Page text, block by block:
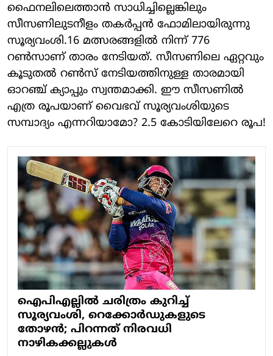
ഫൈനലിലെത്താൻ സാധിച്ചില്ലെങ്കിലും
സീസണിലുടനീളം തകര്‍പ്പന്‍ ഫോമിലായിരുന്നു
സൂര്യവംശി.16 മത്സരങ്ങളിൽ നിന്ന് 776
റൺസാണ് താരം നേടിയത്. സീസണിലെ ഏറ്റവും
കൂടുതൽ റൺസ് നേടിയത്തിനുള്ള താരമായി
ഓറഞ്ച് ക്യാപ്പും സ്വന്തമാക്കി. ഈ സീസണിൽ
എത്ര രൂപയാണ് വൈഭവ് സൂര്യവംശിയുടെ
സമ്പാദ്യം എന്നറിയാമോ? 2.5 കോടിയിലേറെ രൂപ!
ഐപിഎല്ലില്‍ ചരിത്രം കുറിച്ച്
സൂര്യവംശി, റെക്കോര്‍ഡുകളുടെ
തോഴന്‍; പിറന്നത് നിരവധി
നാഴികക്കല്ലുകള്‍